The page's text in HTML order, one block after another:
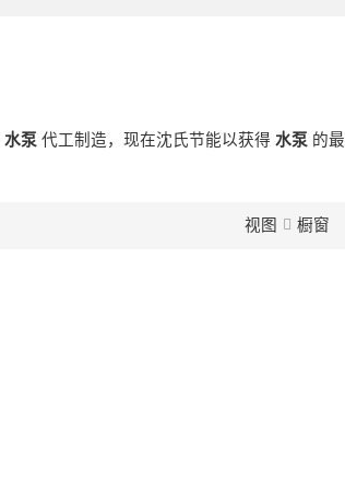
水泵代工制造，现在沈氏节能以获得 水泵的最
视图 橱窗